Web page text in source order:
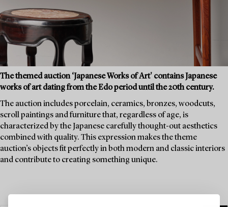
The themed auction ‘Japanese Works of Art' contains Japanese
works of art dating from the Edo period until the 20th century.
The auction includes porcelain, ceramics, bronzes, woodcuts,
scroll paintings and furniture that, regardless of age, is
characterized by the Japanese carefully thought-out aesthetics
combined with quality. This expression makes the theme
auction’s objects fit perfectly in both modern and classic interiors
and contribute to creating something unique.